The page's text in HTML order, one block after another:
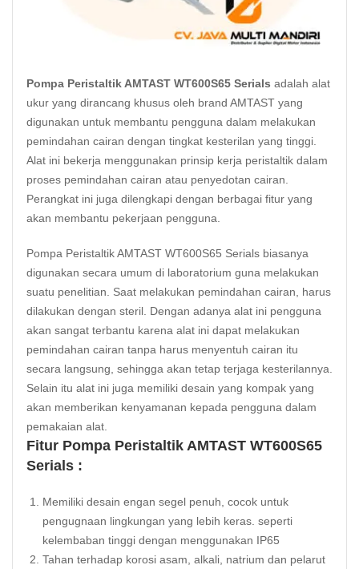
Pompa Peristaltik AMTAST WT600S65 Serials adalah alat
ukur yang dirancang khusus oleh brand AMTAST yang
digunakan untuk membantu pengguna dalam melakukan
pemindahan cairan dengan tingkat kesterilan yang tinggi.
Alat ini bekerja menggunakan prinsip kerja peristaltik dalam
proses pemindahan cairan atau penyedotan cairan.
Perangkat ini juga dilengkapi dengan berbagai fitur yang
akan membantu pekerjaan pengguna.
Pompa Peristaltik AMTAST WT600S65 Serials biasanya
digunakan secara umum di laboratorium guna melakukan
suatu penelitian. Saat melakukan pemindahan cairan, harus
dilakukan dengan steril. Dengan adanya alat ini pengguna
akan sangat terbantu karena alat ini dapat melakukan
pemindahan cairan tanpa harus menyentuh cairan itu
secara langsung, sehingga akan tetap terjaga kesterilannya.
Selain itu alat ini juga memiliki desain yang kompak yang
akan memberikan kenyamanan kepada pengguna dalam
pemakaian alat.
Fitur Pompa Peristaltik AMTAST WT600S65
Serials :
Memiliki desain engan segel penuh, cocok untuk
pengugnaan lingkungan yang lebih keras. seperti
kelembaban tinggi dengan menggunakan IP65
Tahan terhadap korosi asam, alkali, natrium dan pelarut